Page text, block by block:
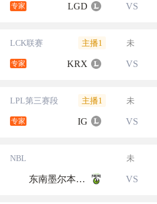
专家 LGD VS
LCK联赛 主播1 未
专家 KRX VS
LPL第三赛段 主播1 未
专家 IG VS
NBL 未
东南墨尔本凤凰 VS